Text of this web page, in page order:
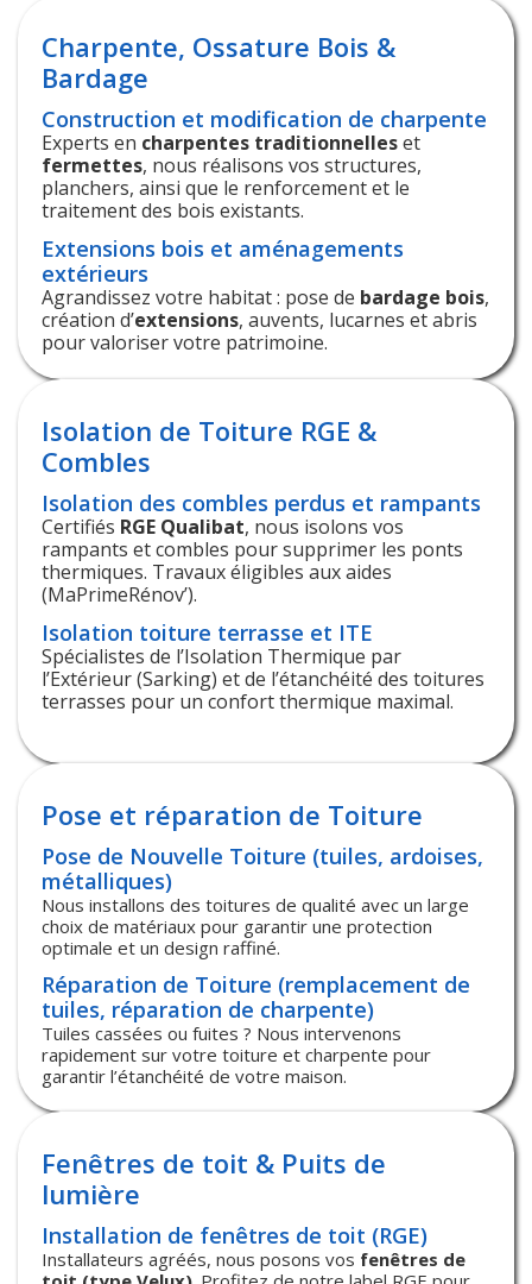
Charpente, Ossature Bois &
Bardage
Construction et modification de charpente
Experts en charpentes traditionnelleset
fermettes, nous réalisons vos structures,
planchers, ainsi que le renforcement et le
traitement des bois existants.
Extensions bois et aménagements
extérieurs
Agrandissez votre habitat : pose de bardage bois,
création d’extensions, auvents, lucarnes et abris
pour valoriser votre patrimoine.
Isolation de Toiture RGE &
Combles
Isolation des combles perdus et rampants
Certifiés RGE Qualibat, nous isolons vos
rampants et combles pour supprimer les ponts
thermiques. Travaux éligibles aux aides
(MaPrimeRénov’).
Isolation toiture terrasse et ITE
Spécialistes de l’Isolation Thermique par
l’Extérieur (Sarking) et de l’étanchéité des toitures
terrasses pour un confort thermique maximal.
Pose et réparation de Toiture
Pose de Nouvelle Toiture (tuiles, ardoises,
métalliques)
Nous installons des toitures de qualité avec un large
choix de matériaux pour garantir une protection
optimale et un design raffiné.
Réparation de Toiture (remplacement de
tuiles, réparation de charpente)
Tuiles cassées ou fuites ? Nous intervenons
rapidement sur votre toiture et charpente pour
garantir l’étanchéité de votre maison.
Fenêtres de toit & Puits de
lumière
Installation de fenêtres de toit (RGE)
Installateurs agréés, nous posons vos fenêtres de